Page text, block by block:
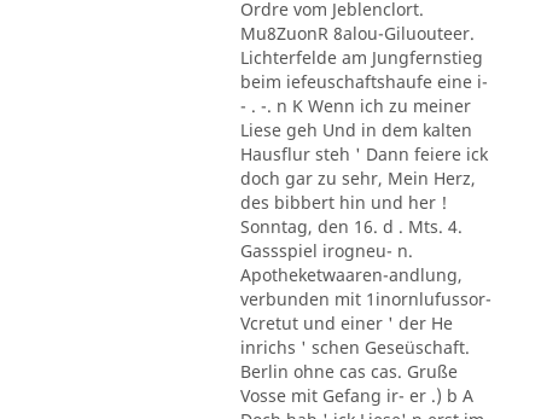
Ordre vom Jeblenclort.
Mu8ZuonR 8alou-Giluouteer.
Lichterfelde am Jungfernstieg
beim iefeuschaftshaufe eine i-
- . -. n K Wenn ich zu meiner
Liese geh Und in dem kalten
Hausflur steh ' Dann feiere ick
doch gar zu sehr, Mein Herz,
des bibbert hin und her !
Sonntag, den 16. d . Mts. 4.
Gassspiel irogneu- n.
Apotheketwaaren-andlung,
verbunden mit 1inornlufussor-
Vcretut und einer ' der He
inrichs ' schen Geseüschaft.
Berlin ohne cas cas. Gruße
Vosse mit Gefang ir- er .) b A